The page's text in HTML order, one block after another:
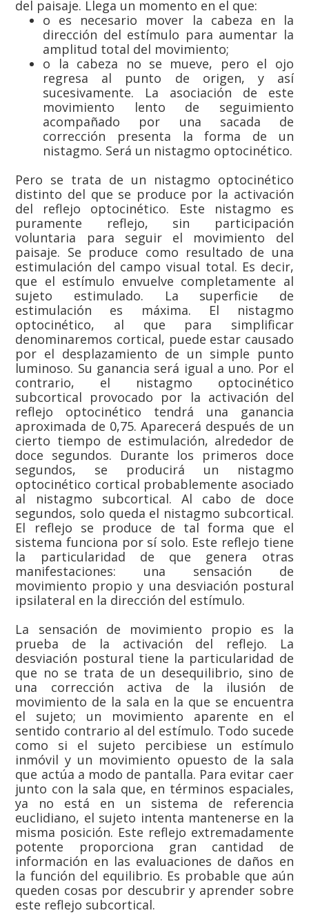
del paisaje. Llega un momento en el que:
o es necesario mover la cabeza en la
dirección del estímulo para aumentar la
amplitud total del movimiento;
o la cabeza no se mueve, pero el ojo
regresa al punto de origen, y así
sucesivamente. La asociación de este
movimiento lento de seguimiento
acompañado por una sacada de
corrección presenta la forma de un
nistagmo. Será un nistagmo optocinético.
Pero se trata de un nistagmo optocinético
distinto del que se produce por la activación
del reflejo optocinético. Este nistagmo es
puramente reflejo, sin participación
voluntaria para seguir el movimiento del
paisaje. Se produce como resultado de una
estimulación del campo visual total. Es decir,
que el estímulo envuelve completamente al
sujeto estimulado. La superficie de
estimulación es máxima. El nistagmo
optocinético, al que para simplificar
denominaremos cortical, puede estar causado
por el desplazamiento de un simple punto
luminoso. Su ganancia será igual a uno. Por el
contrario, el nistagmo optocinético
subcortical provocado por la activación del
reflejo optocinético tendrá una ganancia
aproximada de 0,75. Aparecerá después de un
cierto tiempo de estimulación, alrededor de
doce segundos. Durante los primeros doce
segundos, se producirá un nistagmo
optocinético cortical probablemente asociado
al nistagmo subcortical. Al cabo de doce
segundos, solo queda el nistagmo subcortical.
El reflejo se produce de tal forma que el
sistema funciona por sí solo. Este reflejo tiene
la particularidad de que genera otras
manifestaciones: una sensación de
movimiento propio y una desviación postural
ipsilateral en la dirección del estímulo.
La sensación de movimiento propio es la
prueba de la activación del reflejo. La
desviación postural tiene la particularidad de
que no se trata de un desequilibrio, sino de
una corrección activa de la ilusión de
movimiento de la sala en la que se encuentra
el sujeto; un movimiento aparente en el
sentido contrario al del estímulo. Todo sucede
como si el sujeto percibiese un estímulo
inmóvil y un movimiento opuesto de la sala
que actúa a modo de pantalla. Para evitar caer
junto con la sala que, en términos espaciales,
ya no está en un sistema de referencia
euclidiano, el sujeto intenta mantenerse en la
misma posición. Este reflejo extremadamente
potente proporciona gran cantidad de
información en las evaluaciones de daños en
la función del equilibrio. Es probable que aún
queden cosas por descubrir y aprender sobre
este reflejo subcortical.